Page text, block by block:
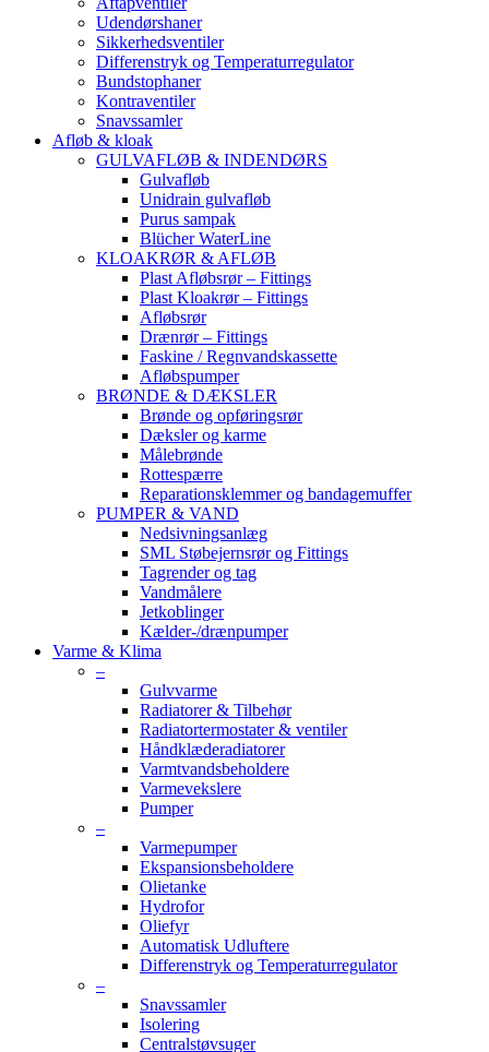
Udendørshaner
Sikkerhedsventiler
Differenstryk og Temperaturregulator
Bundstophaner
Kontraventiler
Snavssamler
Afløb & kloak
GULVAFLØB & INDENDØRS
Gulvafløb
Unidrain gulvafløb
Purus sampak
Blücher WaterLine
KLOAKRØR & AFLØB
Plast Afløbsrør – Fittings
Plast Kloakrør – Fittings
Afløbsrør
Drænrør – Fittings
Faskine / Regnvandskassette
Afløbspumper
BRØNDE & DÆKSLER
Brønde og opføringsrør
Dæksler og karme
Målebrønde
Rottespærre
Reparationsklemmer og bandagemuffer
PUMPER & VAND
Nedsivningsanlæg
SML Støbejernsrør og Fittings
Tagrender og tag
Vandmålere
Jetkoblinger
Kælder-/drænpumper
Varme & Klima
–
Gulvvarme
Radiatorer & Tilbehør
Radiatortermostater & ventiler
Håndklæderadiatorer
Varmtvandsbeholdere
Varmevekslere
Pumper
–
Varmepumper
Ekspansionsbeholdere
Olietanke
Hydrofor
Oliefyr
Automatisk Udluftere
Differenstryk og Temperaturregulator
–
Snavssamler
Isolering
Centralstøvsuger